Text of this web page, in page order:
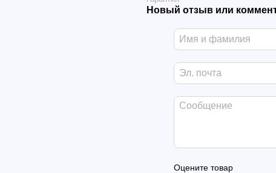
Новый отзыв или
Оцените товар